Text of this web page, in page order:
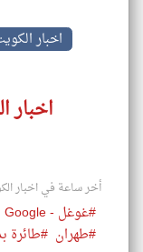
اخبار
اخبار
أخر ساعة في اخبار
#غوغل - Google
#طهران #طائرة